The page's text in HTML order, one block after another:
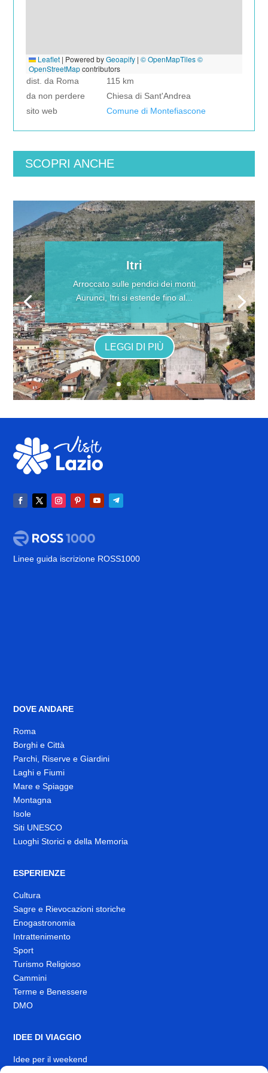
Leaflet | Powered byGeoapify |© OpenMapTiles ©
OpenStreetMapcontributors
dist. da Roma
115 km
da non perdere
Chiesa di Sant'Andrea
sito web
Comune di Montefiascone
SCOPRI ANCHE
Itri
Arroccato sulle pendici dei monti
Aurunci, Itri si estende fino al...
LEGGI DI PIÙ
Linee guida iscrizione ROSS1000
DOVE ANDARE
Roma
Borghi e Città
Parchi, Riserve e Giardini
Laghi e Fiumi
Mare e Spiagge
Montagna
Isole
Siti UNESCO
Luoghi Storici e della Memoria
ESPERIENZE
Cultura
Sagre e Rievocazioni storiche
Enogastronomia
Intrattenimento
Sport
Turismo Religioso
Cammini
Terme e Benessere
DMO
IDEE DI VIAGGIO
Idee per il weekend